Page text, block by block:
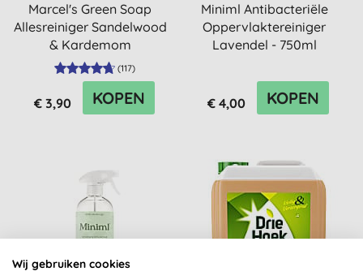
Marcel's Green Soap
Allesreiniger Sandelwood
& Kardemom
(117)
€ 3,90 KOPEN
Miniml Antibacteriële
Oppervlaktereiniger
Lavendel - 750ml
€ 4,00 KOPEN
Wij gebruiken cookies